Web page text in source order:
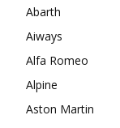
Abarth
Aiways
Alfa Romeo
Alpine
Aston Martin